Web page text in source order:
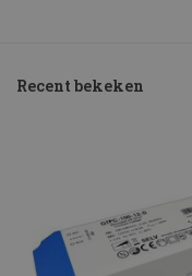
Recent bekeken